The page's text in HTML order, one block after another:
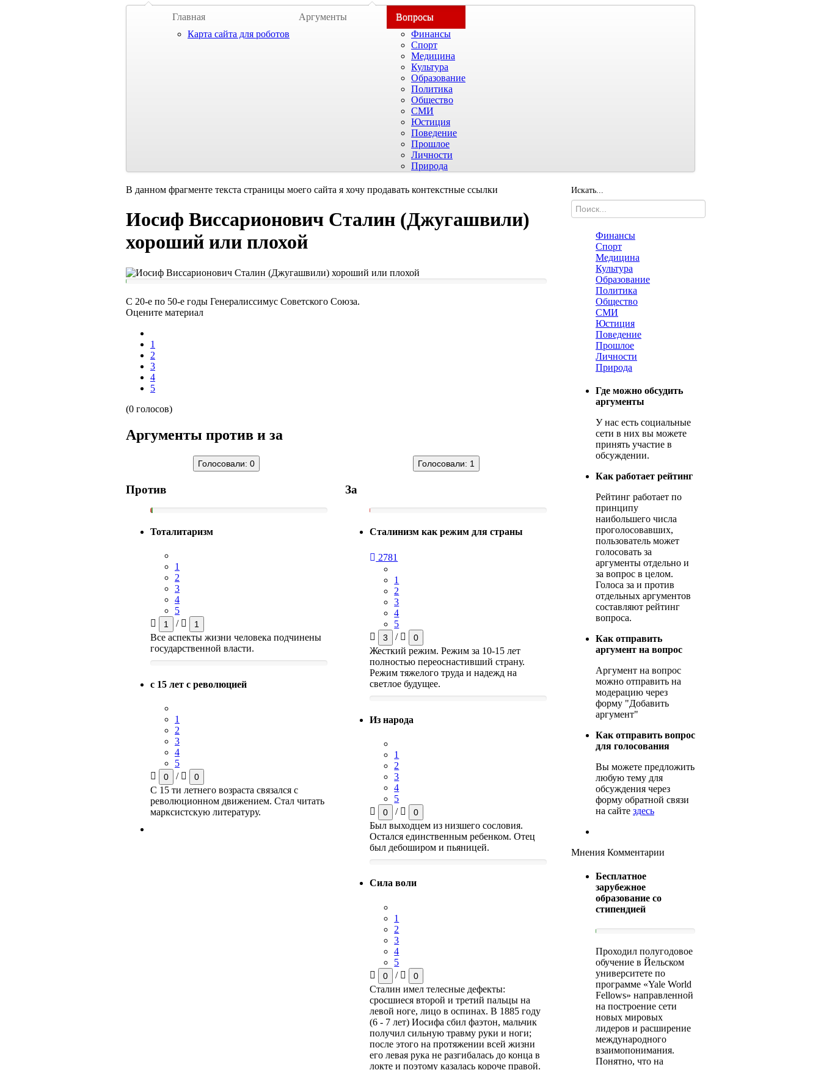
Главная
Карта сайта для роботов
Аргументы
Вопросы
Финансы
Спорт
Медицина
Культура
Образование
Политика
Общество
СМИ
Юстиция
Поведение
Прошлое
Личности
Природа
В данном фрагменте текста страницы моего сайта я хочу продавать контекстные ссылки
Иосиф Виссарионович Сталин (Джугашвили)
хороший или плохой
С 20-е по 50-е годы Генералиссимус Советского Союза.
Оцените материал
1
2
3
4
5
(0 голосов)
Аргументы против и за
Голосовали:0
Против
Тоталитаризм
1
2
3
4
5
1 / 1
Все аспекты жизни человека подчинены
государственной власти.
с 15 лет с революцией
1
2
3
4
5
0 / 0
С 15 ти летнего возраста связался с
революционном движением. Стал читать
марксистскую литературу.
Голосовали: 1
За
Сталинизм как режим для страны
2781
1
2
3
4
5
3 / 0
Жесткий режим. Режим за 10-15 лет
полностью переоснастивший страну.
Режим тяжелого труда и надежд на
светлое будущее.
Из народа
1
2
3
4
5
0 / 0
Был выходцем из низшего сословия.
Остался единственным ребенком. Отец
был дебоширом и пьяницей.
Сила воли
1
2
3
4
5
0 / 0
Сталин имел телесные дефекты:
сросшиеся второй и третий пальцы на
левой ноге, лицо в оспинах. В 1885 году
(6 - 7 лет) Иосифа сбил фаэтон, мальчик
получил сильную травму руки и ноги;
после этого на протяжении всей жизни
его левая рука не разгибалась до конца в
локте и поэтому казалась короче правой.
Искать...
Финансы
Спорт
Медицина
Культура
Образование
Политика
Общество
СМИ
Юстиция
Поведение
Прошлое
Личности
Природа
Где можно обсудить
аргументы
У нас есть социальные
сети в них вы можете
принять участие в
обсуждении.
Как работает рейтинг
Рейтинг работает по
принципу
наибольшего числа
проголосовавших,
пользователь может
голосовать за
аргументы отдельно и
за вопрос в целом.
Голоса за и против
отдельных аргументов
составляют рейтинг
вопроса.
Как отправить
аргумент на вопрос
Аргумент на вопрос
можно отправить на
модерацию через
форму "Добавить
аргумент"
Как отправить вопрос
для голосования
Вы можете предложить
любую тему для
обсуждения через
форму обратной связи
на сайте здесь
Мнения Комментарии
Бесплатное
зарубежное
образование со
стипендией
Проходил полугодовое
обучение в Йельском
университете по
программе «Yale World
Fellows» направленной
на построение сети
новых мировых
лидеров и расширение
международного
взаимопонимания.
Понятно, что на